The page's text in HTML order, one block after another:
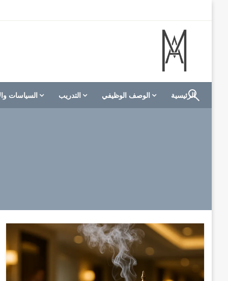
M A hotels | إم ايه هوتيلز
الموقع الأول للعاملين في الفنادق في العالم العربي
الرئيسية الوصف الوظيفي التدريب السياسات